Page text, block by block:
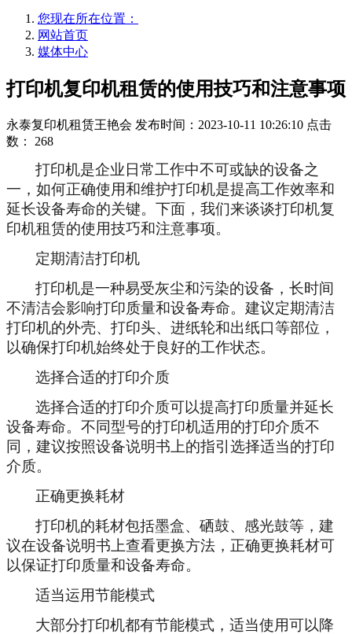
您现在所在位置：
网站首页
媒体中心
打印机复印机租赁的使用技巧和注意事项
永泰复印机租赁王艳会 发布时间：2023-10-11 10:26:10 点击
数： 268
打印机是企业日常工作中不可或缺的设备之
一，如何正确使用和维护打印机是提高工作效率和
延长设备寿命的关键。下面，我们来谈谈打印机复
印机租赁的使用技巧和注意事项。
定期清洁打印机
打印机是一种易受灰尘和污染的设备，长时间
不清洁会影响打印质量和设备寿命。建议定期清洁
打印机的外壳、打印头、进纸轮和出纸口等部位，
以确保打印机始终处于良好的工作状态。
选择合适的打印介质
选择合适的打印介质可以提高打印质量并延长
设备寿命。不同型号的打印机适用的打印介质不
同，建议按照设备说明书上的指引选择适当的打印
介质。
正确更换耗材
打印机的耗材包括墨盒、硒鼓、感光鼓等，建
议在设备说明书上查看更换方法，正确更换耗材可
以保证打印质量和设备寿命。
适当运用节能模式
大部分打印机都有节能模式，适当使用可以降